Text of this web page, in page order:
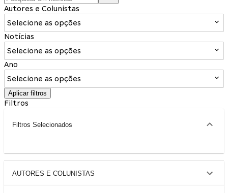
Autores e Colunistas
Selecione as opções
Notícias
Selecione as opções
Ano
Selecione as opções
Aplicar filtros
Filtros
Filtros Selecionados
AUTORES E COLUNISTAS